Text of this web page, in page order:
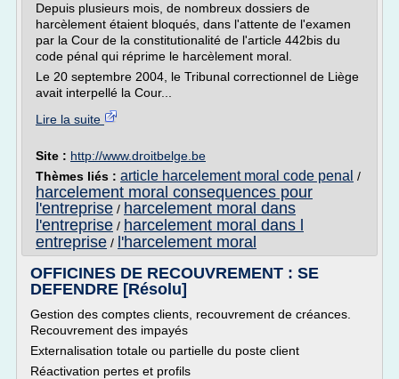
Depuis plusieurs mois, de nombreux dossiers de
harcèlement étaient bloqués, dans l'attente de l'examen
par la Cour de la constitutionalité de l'article 442bis du
code pénal qui réprime le harcèlement moral.
Le 20 septembre 2004, le Tribunal correctionnel de Liège
avait interpellé la Cour...
Lire la suite
Site : http://www.droitbelge.be
Thèmes liés : article harcelement moral code penal /
harcelement moral consequences pour
l'entreprise / harcelement moral dans
l'entreprise / harcelement moral dans l
entreprise / l'harcelement moral
OFFICINES DE RECOUVREMENT : SE
DEFENDRE [Résolu]
Gestion des comptes clients, recouvrement de créances.
Recouvrement des impayés
Externalisation totale ou partielle du poste client
Réactivation pertes et profils